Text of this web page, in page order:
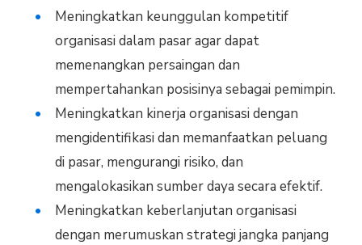
Meningkatkan keunggulan kompetitif
organisasi dalam pasar agar dapat
memenangkan persaingan dan
mempertahankan posisinya sebagai pemimpin.
Meningkatkan kinerja organisasi dengan
mengidentifikasi dan memanfaatkan peluang
di pasar, mengurangi risiko, dan
mengalokasikan sumber daya secara efektif.
Meningkatkan keberlanjutan organisasi
dengan merumuskan strategi jangka panjang